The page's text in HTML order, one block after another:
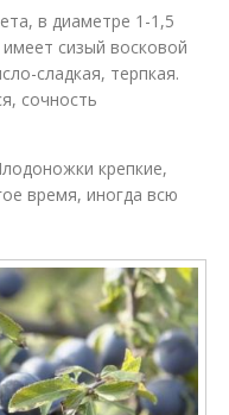
в диаметре 1-1,5
сизый восковой
сладкая, терпкая.
сочность
крепкие,
время, иногда всю